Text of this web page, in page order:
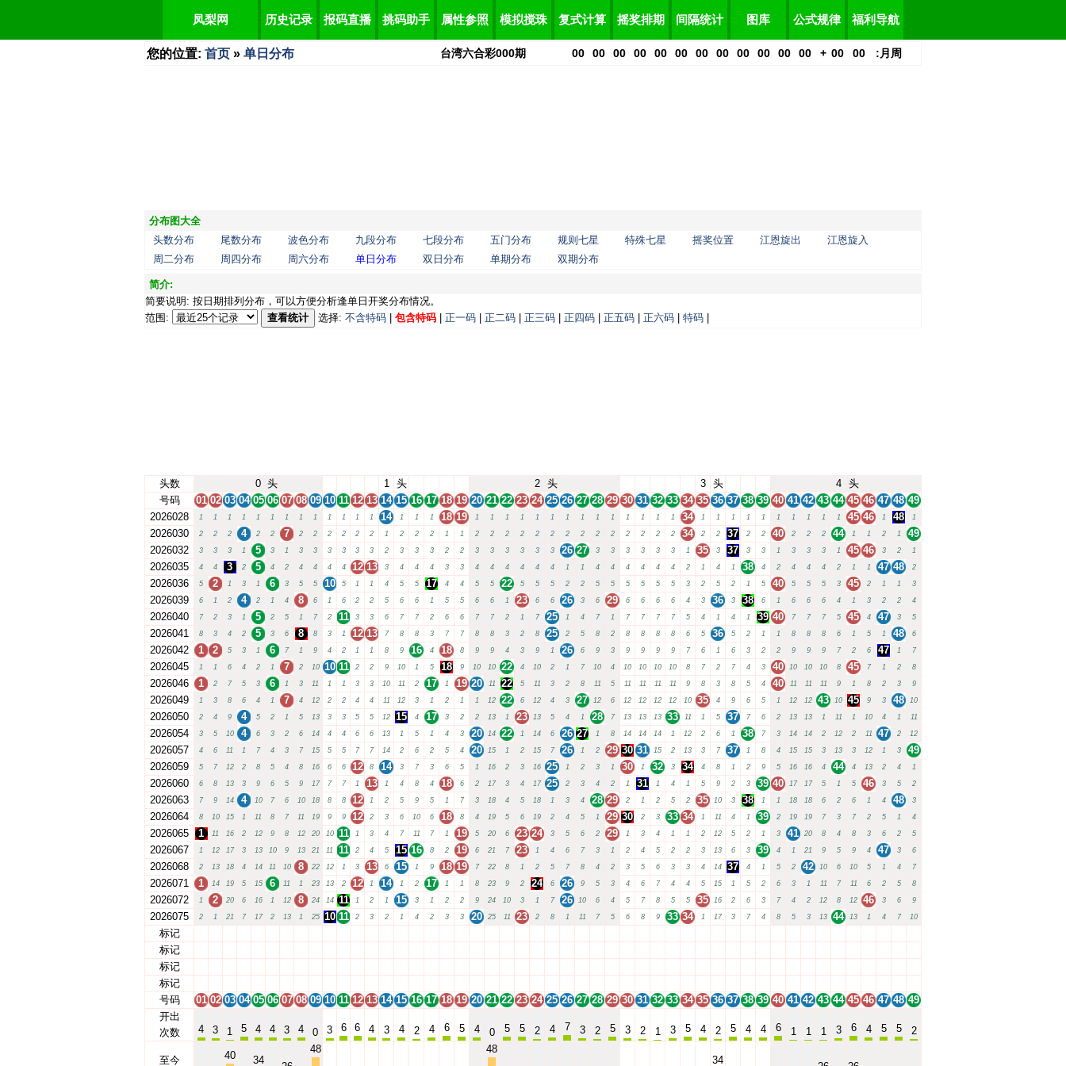
凤梨网 历史记录 报码直播 挑码助手 属性参照 模拟搅珠 复式计算 摇奖排期 间隔统计 图库 公式规律 福利导航
您的位置: 首页 » 单日分布 台湾六合彩000期 00 00 00 00 00 00 00 00 00 00 00 00 + 00 00 : 月 周
分布图大全
头数分布
尾数分布 波色分布 九段分布 七段分布 五门分布 规则七星 特殊七星 摇奖位置 江恩旋出
江恩旋入
周二分布
周四分布 周六分布 单日分布 双日分布 单期分布 双期分布
简介:
简要说明: 按日期排列分布，可以方便分析逢单日开奖分布情况。
范围:
查看统计 选择: 不含特码 包含特码 正一码 正二码 正三码 正四码 正五码 正六码 特码
头数 0 头 1 头 2 头 3 头 4
头
号码
01 02 03 04 05 06 07 08 09 10 11 12 13 14 15 16 17 18 19 20 21 22 23 24 25 26 27 28 29 30 31 32 33 34 35 36 37 38 39 40 41 42 43 44 45 46 47 48 49
2026028
1 1 1 1 1 1 1 1 1 1 1 1 1 14 1 1 1 18 19 1 1 1 1 1 1 1 1 1 1 1 1 1 1 34 1 1 1 1 1 1 1 1 1 1 45 46 1 48 1
2026030 2 2 2 4 2 2 7 2 2 2 2 2 2 1 2 2 2 1 1 2 2 2 2 2 2 2 2 2 2 2 2 2 2 34 2 2 37 2 2 40 2 2 2 44 1 1 2 1
49
2026032
3 3 3 1 5 3 1 3 3 3 3 3 3 2 3 3 3 2 2 3 3 3 3 3 3 26 27 3 3 3 3 3 3 1 35 3 37 3 3 1 3 3 3 1 45 46 3 2 1
2026035 4 4 3 2 5 4 2 4 4 4 4 12 13 3 4 4 4 3 3 4 4 4 4 4 4 1 1 4 4 4 4 4 4 2 1 4 1 38 4 2 4 4 4 2 1 1 47 48 2
2026036 5 2 1 3 1 6 3 5 5 10 5 1 1 4 5 5 17 4 4 5 5 22 5 5 5 2 2 5 5 5 5 5 5 3 2 5 2 1 5 40 5 5 5 3 45 2 1 1 3
2026039 6 1 2 4 2 1 4 8 6 1 6 2 2 5 6 6 1 5 5 6 6 1 23 6 6 26 3 6 29 6 6 6 6 4 3 36 3 38 6 1 6 6 6 4 1 3 2 2 4
2026040 7 2 3 1 5 2 5 1 7 2 11 3 3 6 7 7 2 6 6 7 7 2 1 7 25 1 4 7 1 7 7 7 7 5 4 1 4 1 39 40 7 7 7 5 45 4 47 3 5
2026041 8 3 4 2 5 3 6 8 8 3 1 12 13 7 8 8 3 7 7 8 8 3 2 8 25 2 5 8 2 8 8 8 8 6 5 36 5 2 1 1 8 8 8 6 1 5 1 48 6
2026042 1 2 5 3 1 6 7 1 9 4 2 1 1 8 9 16 4 18 8 9 9 4 3 9 1 26 6 9 3 9 9 9 9 7 6 1 6 3 2 2 9 9 9 7 2 6 47 1 7
2026045 1 1 6 4 2 1 7 2 10 10 11 2 2 9 10 1 5 18 9 10 10 22 4 10 2 1 7 10 4 10 10 10 10 8 7 2 7 4 3 40 10 10 10 8 45 7 1 2 8
2026046 1 2 7 5 3 6 1 3 11 1 1 3 3 10 11 2 17 1 19 20 11 22 5 11 3 2 8 11 5 11 11 11 11 9 8 3 8 5 4 40 11 11 11 9 1 8 2 3 9
2026049 1 3 8 6 4 1 7 4 12 2 2 4 4 11 12 3 1 2 1 1 12 22 6 12 4 3 27 12 6 12 12 12 12 10 35 4 9 6 5 1 12 12 43 10 45 9 3 48 10
2026050 2 4 9 4 5 2 1 5 13 3 3 5 5 12 15 4 17 3 2 2 13 1 23 13 5 4 1 28 7 13 13 13 33 11 1 5 37 7 6 2 13 13 1 11 1 10 4 1 11
2026054 3 5 10 4 6 3 2 6 14 4 4 6 6 13 1 5 1 4 3 20 14 22 1 14 6 26 27 1 8 14 14 14 1 12 2 6 1 38 7 3 14 14 2 12 2 11 47 2 12
2026057 4 6 11 1 7 4 3 7 15 5 5 7 7 14 2 6 2 5 4 20 15 1 2 15 7 26 1 2 29 30 31 15 2 13 3 7 37 1 8 4 15 15 3 13 3 12 1 3
49
2026059
5 7 12 2 8 5 4 8 16 6 6 12 8 14 3 7 3 6 5 1 16 2 3 16 25 1 2 3 1 30 1 32 3 34 4 8 1 2 9 5 16 16 4 44 4 13 2 4 1
2026060 6 8 13 3 9 6 5 9 17 7 7 1 13 1 4 8 4 18 6 2 17 3 4 17 25 2 3 4 2 1 31 1 4 1 5 9 2 3 39 40 17 17 5 1 5 46 3 5 2
2026063 7 9 14 4 10 7 6 10 18 8 8 12 1 2 5 9 5 1 7 3 18 4 5 18 1 3 4 28 29 2 1 2 5 2 35 10 3 38 1 1 18 18 6 2 6 1 4 48 3
2026064 8 10 15 1 11 8 7 11 19 9 9 12 2 3 6 10 6 18 8 4 19 5 6 19 2 4 5 1 29 30 2 3 33 34 1 11 4 1 39 2 19 19 7 3 7 2 5 1 4
2026065 1 11 16 2 12 9 8 12 20 10 11 1 3 4 7 11 7 1 19 5 20 6 23 24 3 5 6 2 29 1 3 4 1 1 2 12 5 2 1 3 41 20 8 4 8 3 6 2 5
2026067 1 12 17 3 13 10 9 13 21 11 11 2 4 5 15 16 8 2 19 6 21 7 23 1 4 6 7 3 1 2 4 5 2 2 3 13 6 3 39 4 1 21 9 5 9 4 47 3 6
2026068 2 13 18 4 14 11 10 8 22 12 1 3 13 6 15 1 9 18 19 7 22 8 1 2 5 7 8 4 2 3 5 6 3 3 4 14 37 4 1 5 2 42 10 6 10 5 1 4 7
2026071 1 14 19 5 15 6 11 1 23 13 2 12 1 14 1 2 17 1 1 8 23 9 2 24 6 26 9 5 3 4 6 7 4 4 5 15 1 5 2 6 3 1 11 7 11 6 2 5 8
2026072 1 2 20 6 16 1 12 8 24 14 11 1 2 1 15 3 1 2 2 9 24 10 3 1 7 26 10 6 4 5 7 8 5 5 35 16 2 6 3 7 4 2 12 8 12 46 3 6 9
2026075 2 1 21 7 17 2 13 1 25 10 11 2 3 2 1 4 2 3 3 20 25 11 23 2 8 1 11 7 5 6 8 9 33 34 1 17 3 7 4 8 5 3 13 44 13 1 4 7 10
标记
标记
标记
标记
号码
01 02 03 04 05 06 07 08 09 10 11 12 13 14 15 16 17 18 19 20 21 22 23 24 25 26 27 28 29 30 31 32 33 34 35 36 37 38 39 40 41 42 43 44 45 46 47 48 49
开出
次数
4 3 1 5 4 4 3 4 0 3 6 6 4 3 4 2 4 6 5 4 0 5 5 2 4 7 3 2 5 3 2 1 3 5 4 2 5 4 4 6 1 1 1 3 6 4 5 5 2
至今 40 34
48
48
34